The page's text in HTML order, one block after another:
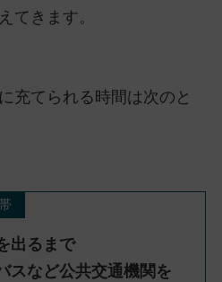
てきます。
充てられる時間は次のと
出るまで
スなど公共交通機関を